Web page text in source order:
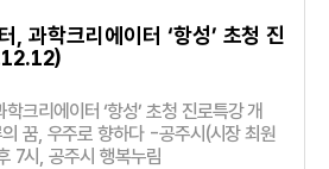
, 과학크리에이터 ‘항성’ 초청 진
크리에이터 ‘항성’ 초청 진로특강 개
꿈, 우주로 향하다 -공주시(시장 최원
7시, 공주시 행복누림